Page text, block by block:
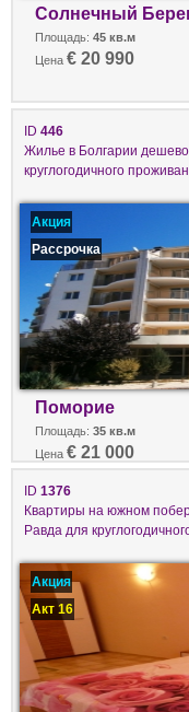
Солнечный
Площадь: 45 кв.м
Цена € 20 990
ID 446
Жилье в Болгарии
круглогодичного
Акция
Рассрочка
Поморие
Площадь: 35 кв.м
Цена € 21 000
ID 1376
Квартиры на южном
Равда для
Акция
Акт 16